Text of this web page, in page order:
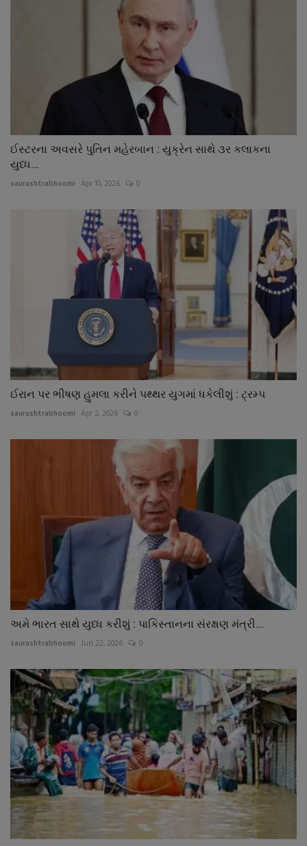
ઈસ્ટરના અવસરે પુતિન મહેરબાન : યુક્રેન સાથે ૩ર કલાકના
યુધ્ધ...
saurashtrabhoomi Apr 10, 2026 0
ઈરાન પર ભીષણ હુમલા કરીને પથ્થર યુગમાં ધકેલીશું : ટ્રમ્પ
saurashtrabhoomi Apr 2, 2026 0
અમે ભારત સાથે યુધ્ધ કરીશું : પાકિસ્તાનના સંરક્ષણ મંત્રી...
saurashtrabhoomi Jun 22, 2026 0